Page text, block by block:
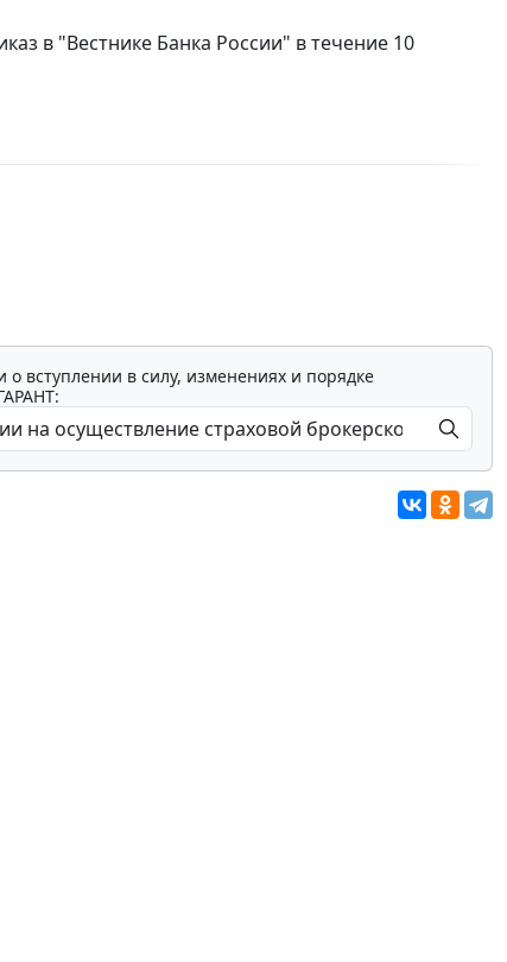
в "Вестнике Банка России" в течение 10
вступлении в силу, изменениях и порядке